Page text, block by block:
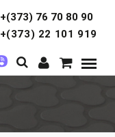
+(373) 76 70 80 90
+(373) 22 101 919